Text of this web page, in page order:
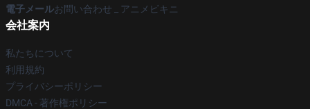
電子メールお問い合わせ _ アニメビキニ
会社案内
私たちについて
利用規約
プライバシーポリシー
DMCA - 著作権ポリシー